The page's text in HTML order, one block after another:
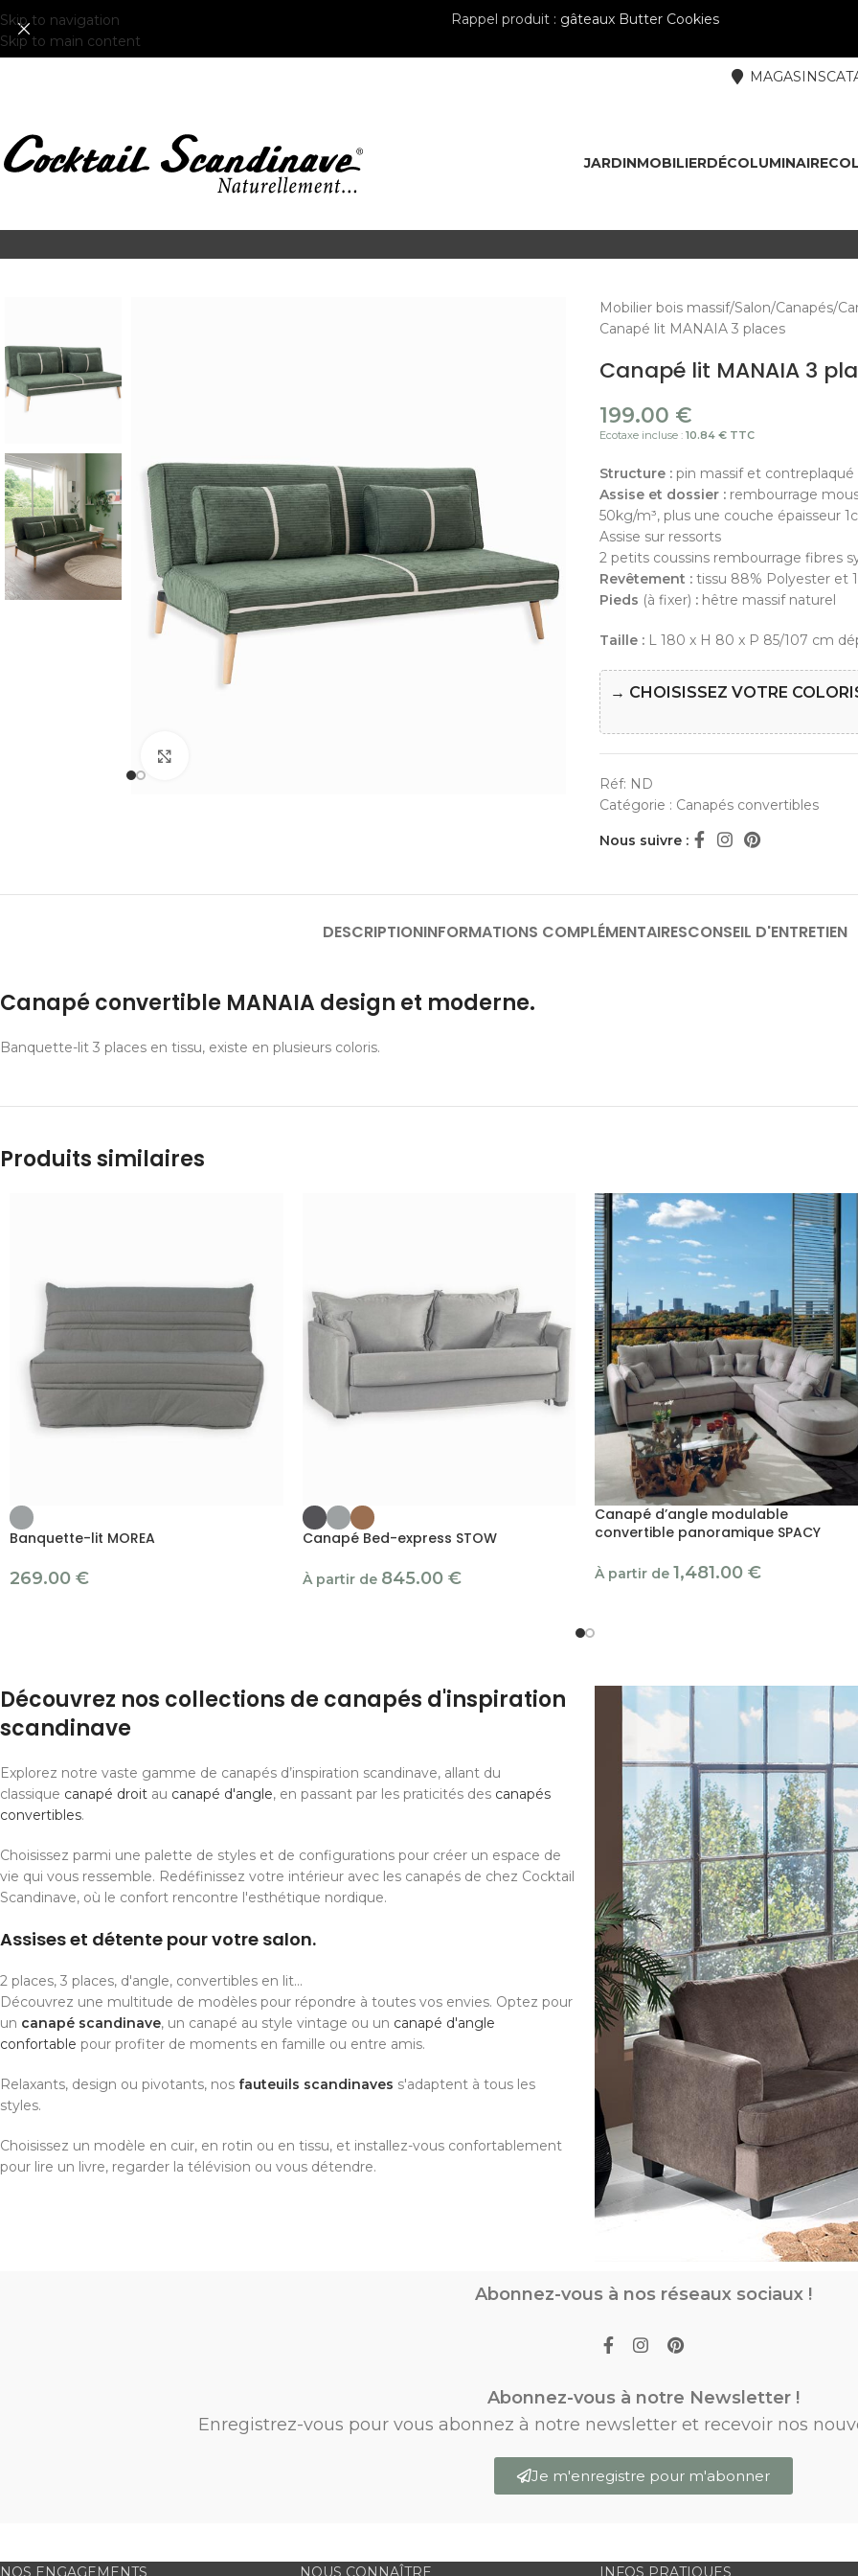
Skip to navigation
Skip to main content
Rappel produit : gâteaux Butter Cookies
MAGASINS
JARDINMOBILIERDÉCOLUMINAIRE
Mobilier bois massif Salon Canapés
Canapé lit MANAIA 3 places
Canapé lit MANAIA 3
199.00 €
Ecotaxe incluse : 10.84 € TTC
Structure :pin massif et contreplaqué
Assise et dossier :rembourrage
50kg/m³, plus une couche épaisseur
Assise sur ressorts
2 petits coussins rembourrage fibres
Revêtement :tissu 88% Polyester et
Pieds (à fixer) :hêtre massif naturel
Taille :L 180 x H 80 x P 85/107 cm
→ CHOISISSEZ VOTRE
Réf: ND
Catégorie : Canapés convertibles
Nous suivre :
DESCRIPTIONINFORMATIONS COMPLÉMENTAIRESCONSEIL D'ENTRETIEN
Canapé convertible MANAIA design et moderne.
Banquette-lit 3 places en tissu, existe en plusieurs coloris.
Produits similaires
Banquette-lit MOREA
269.00 €
Canapé Bed-express STOW
À partir de 845.00 €
Canapé d’angle modulable
convertible panoramique SPACY
À partir de 1,481.00 €
Découvrez nos collections de canapés d'inspiration
scandinave
Explorez notre vaste gamme de canapés d’inspiration scandinave, allant du
classique canapé droit au canapé d'angle, en passant par les praticités des canapés
convertibles.
Choisissez parmi une palette de styles et de configurations pour créer un espace de
vie qui vous ressemble. Redéfinissez votre intérieur avec les canapés de chez Cocktail
Scandinave, où le confort rencontre l'esthétique nordique.
Assises et détente pour votre salon.
2 places, 3 places, d'angle, convertibles en lit...
Découvrez une multitude de modèles pour répondre à toutes vos envies. Optez pour
un canapé scandinave, un canapé au style vintage ou un canapé d'angle
confortable pour profiter de moments en famille ou entre amis.
Relaxants, design ou pivotants, nos fauteuils scandinaves s'adaptent à tous les
styles.
Choisissez un modèle en cuir, en rotin ou en tissu, et installez-vous confortablement
pour lire un livre, regarder la télévision ou vous détendre.
Abonnez-vous à nos réseaux sociaux !
Abonnez-vous à notre Newsletter !
Enregistrez-vous pour vous abonnez à notre newsletter et recevoir nos
Je m'enregistre pour m'abonner
NOS ENGAGEMENTS NOUS CONNAÎTRE INFOS PRATIQUES